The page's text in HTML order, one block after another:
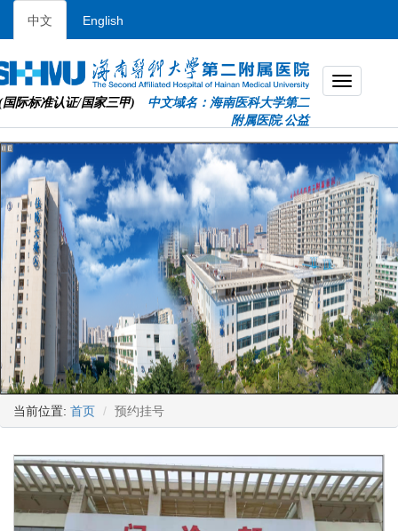
中文 English
国际标准认证/国家三甲) 中文域名：海南医科大学第二
附属医院.公益
当前位置: 首页 预约挂号